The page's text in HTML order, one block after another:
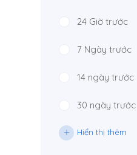
24 Giờ trước
7 Ngày trước
14 ngày trước
30 ngày trước
Hiển thị thêm